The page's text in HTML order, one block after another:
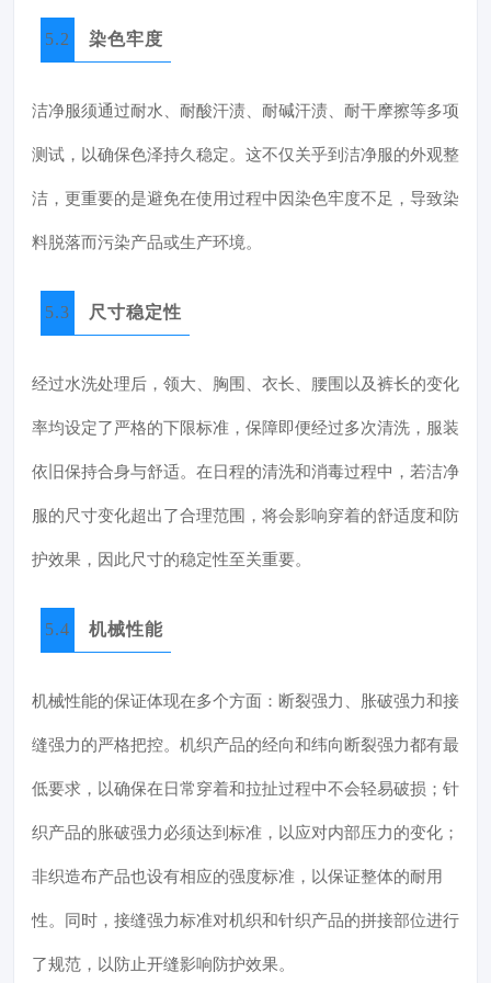
5.2 染色牢度
洁净服须通过耐水、耐酸汗渍、耐碱汗渍、耐干摩擦等多项
测试，以确保色泽持久稳定。这不仅关乎到洁净服的外观整
洁，更重要的是避免在使用过程中因染色牢度不足，导致染
料脱落而污染产品或生产环境。
5.3 尺寸稳定性
经过水洗处理后，领大、胸围、衣长、腰围以及裤长的变化
率均设定了严格的下限标准，保障即便经过多次清洗，服装
依旧保持合身与舒适。在日程的清洗和消毒过程中，若洁净
服的尺寸变化超出了合理范围，将会影响穿着的舒适度和防
护效果，因此尺寸的稳定性至关重要。
5.4 机械性能
机械性能的保证体现在多个方面：断裂强力、胀破强力和接
缝强力的严格把控。机织产品的经向和纬向断裂强力都有最
低要求，以确保在日常穿着和拉扯过程中不会轻易破损；针
织产品的胀破强力必须达到标准，以应对内部压力的变化；
非织造布产品也设有相应的强度标准，以保证整体的耐用
性。同时，接缝强力标准对机织和针织产品的拼接部位进行
了规范，以防止开缝影响防护效果。